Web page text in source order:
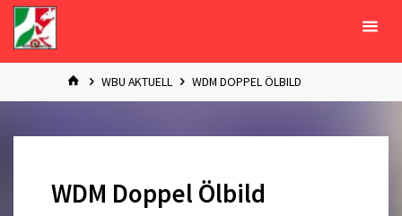
Zum
Inhalt
springen
STARTWBU AKTUELL WDM DOPPEL ÖLBILD
WDM Doppel Ölbild